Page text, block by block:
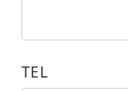
TEL